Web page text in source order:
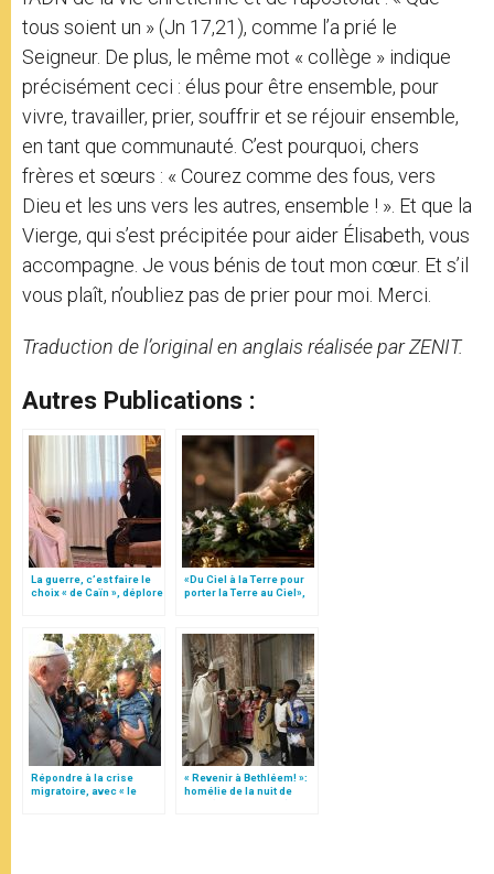
tous soient un » (Jn 17,21), comme l’a prié le
Seigneur. De plus, le même mot « collège » indique
précisément ceci : élus pour être ensemble, pour
vivre, travailler, prier, souffrir et se réjouir ensemble,
en tant que communauté. C’est pourquoi, chers
frères et sœurs : « Courez comme des fous, vers
Dieu et les uns vers les autres, ensemble ! ». Et que la
Vierge, qui s’est précipitée pour aider Élisabeth, vous
accompagne. Je vous bénis de tout mon cœur. Et s’il
vous plaît, n’oubliez pas de prier pour moi. Merci.
Traduction de l’original en anglais réalisée par ZENIT.
Autres Publications :
La guerre, c’est faire le
choix « de Caïn », déplore
«Du Ciel à la Terre pour
porter la Terre au Ciel»,
Répondre à la crise
migratoire, avec « le
« Revenir à Bethléem! »:
homélie de la nuit de